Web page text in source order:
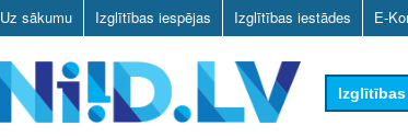
Uz sākumu Izglītības iespējas Izglītības iestādes E-